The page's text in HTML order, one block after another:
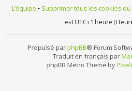
L’équipe • Supprimer tous les cookies
est UTC+1 heure
Propulsé parphpBB® Forum
Traduit en français par
phpBB Metro Theme by